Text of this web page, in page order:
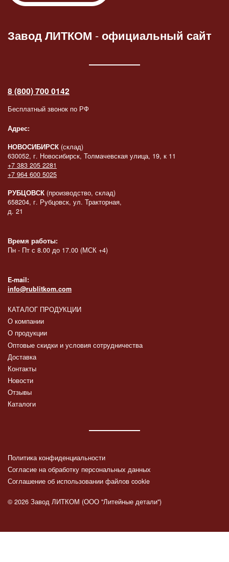
Завод ЛИТКОМ -официальный сайт
8 (800) 700 0142
Бесплатный звонок по РФ
Адрес:
НОВОСИБИРСК (склад)
630052, г. Новосибирск, Толмачевская улица, 19, к 11
+7 383 205 2281
+7 964 600 5025
РУБЦОВСК (производство, склад)
658204, г. Рубцовск, ул. Тракторная,
д. 21
Время работы:
Пн - Пт с 8.00 до 17.00 (МСК +4)
E-mail:
info@rublitkom.com
КАТАЛОГ ПРОДУКЦИИ
О компании
О продукции
Оптовые скидки и условия сотрудничества
Доставка
Контакты
Новости
Отзывы
Каталоги
Политика конфиденциальности
Согласие на обработку персональных данных
Соглашение об использовании файлов cookie
© 2026 Завод ЛИТКОМ (ООО "Литейные детали")